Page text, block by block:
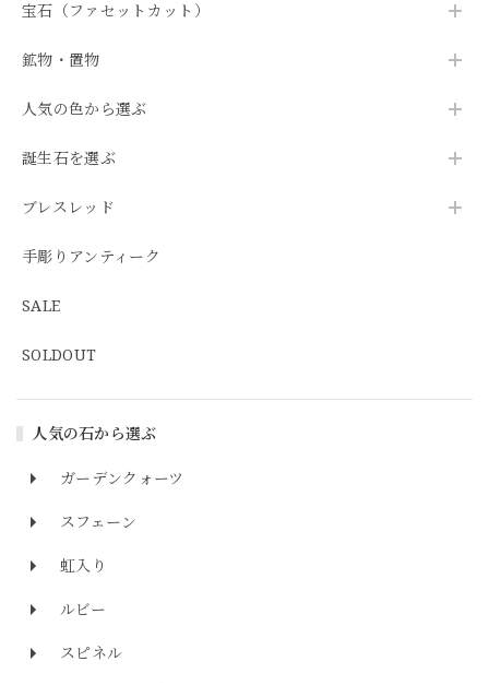
宝石（ファセットカット）
鉱物・置物
人気の色から選ぶ
誕生石を選ぶ
ブレスレッド
手彫りアンティーク
SALE
SOLDOUT
人気の石から選ぶ
ガーデンクォーツ
スフェーン
虹入り
ルビー
スピネル